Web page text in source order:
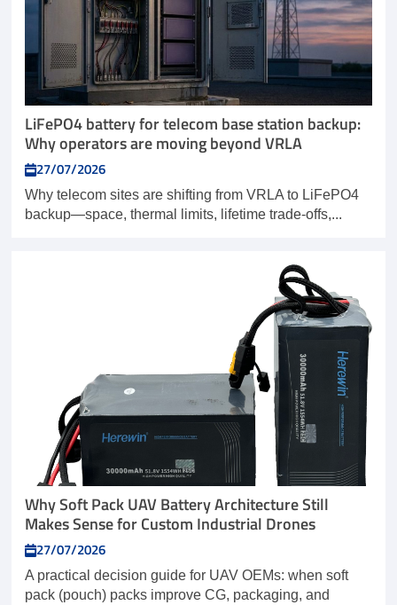
LiFePO4 battery for telecom base station backup:
Why operators are moving beyond VRLA
27/07/2026
Why telecom sites are shifting from VRLA to LiFePO4
backup—space, thermal limits, lifetime trade-offs,...
Why Soft Pack UAV Battery Architecture Still
Makes Sense for Custom Industrial Drones
27/07/2026
A practical decision guide for UAV OEMs: when soft
pack (pouch) packs improve CG, packaging, and